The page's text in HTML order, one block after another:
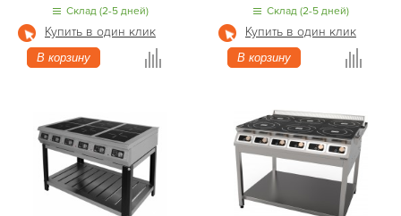
Склад (2-5 дней)
Купить в один клик
В корзину
Склад (2-5 дней)
Купить в один клик
В корзину